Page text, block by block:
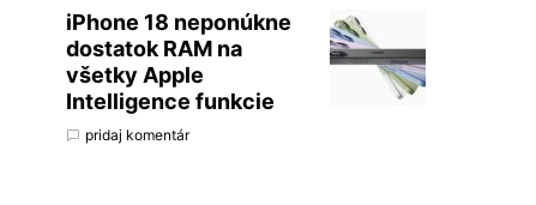
iPhone 18 neponúkne
dostatok RAM na
všetky Apple
Intelligence funkcie
pridaj komentár